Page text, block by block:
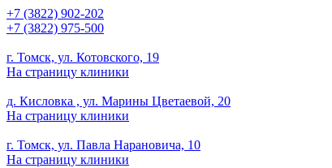
+7 (3822) 902-202
+7 (3822) 975-500
г. Томск, ул. Котовского, 19
На страницу клиники
д. Кисловка , ул. Марины Цветаевой, 20
На страницу клиники
г. Томск, ул. Павла Нарановича, 10
На страницу клиники